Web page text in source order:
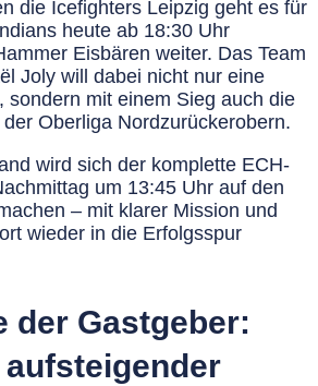
die Icefighters Leipzig geht es für
heute ab 18:30 Uhr
Eisbären weiter. Das Team
Joly will dabei nicht nur eine
sondern mit einem Sieg auch die
Oberliga Nordzurückerobern.
wird sich der komplette ECH-
um 13:45 Uhr auf den
– mit klarer Mission und
wieder in die Erfolgsspur
der Gastgeber: